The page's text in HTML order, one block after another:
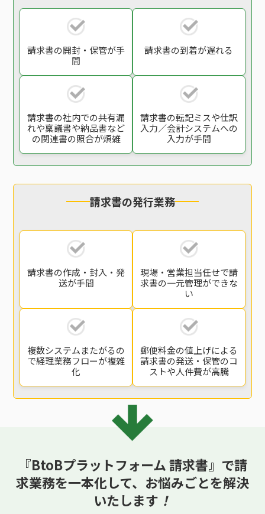
請求書の開封・保管が手
間
請求書の到着が遅れる
請求書の社内での共有漏
れや稟議書や納品書など
の関連書の照合が煩雑
請求書の転記ミスや仕訳
入力／会計システムへの
入力が手間
請求書の発行業務
請求書の作成・封入・発
送が手間
現場・営業担当任せで請
求書の一元管理ができな
い
複数システムまたがるの
で経理業務フローが複雑
化
郵便料金の値上げによる
請求書の発送・保管のコ
ストや人件費が高騰
『BtoBプラットフォーム 請求書』で請
求業務を一本化して、 お悩みごとを解決
いたします ！